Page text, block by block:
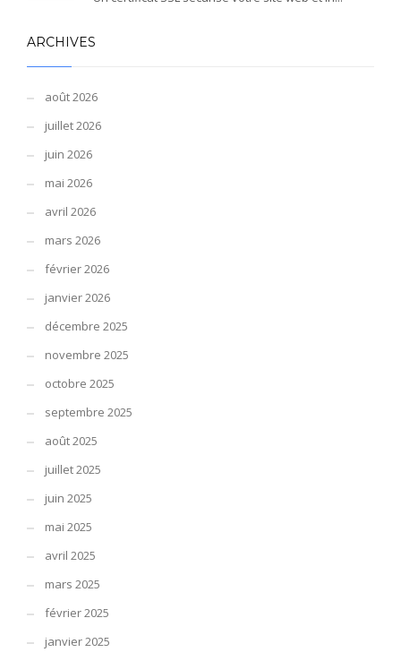
ARCHIVES
août 2026
juillet 2026
juin 2026
mai 2026
avril 2026
mars 2026
février 2026
janvier 2026
décembre 2025
novembre 2025
octobre 2025
septembre 2025
août 2025
juillet 2025
juin 2025
mai 2025
avril 2025
mars 2025
février 2025
janvier 2025